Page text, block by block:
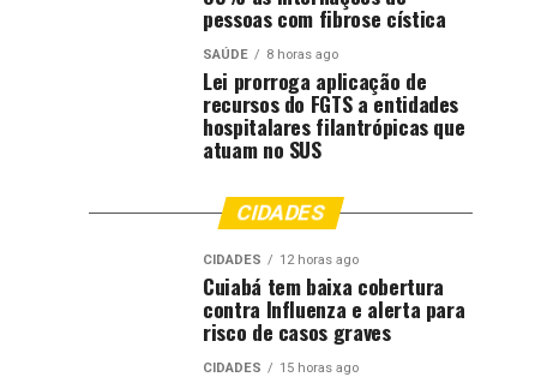
pessoas com fibrose cística
SAÚDE 8 horas ago
Lei prorroga aplicação de
recursos do FGTS a entidades
hospitalares filantrópicas que
atuam no SUS
CIDADES
CIDADES 12 horas ago
Cuiabá tem baixa cobertura
contra Influenza e alerta para
risco de casos graves
CIDADES 15 horas ago